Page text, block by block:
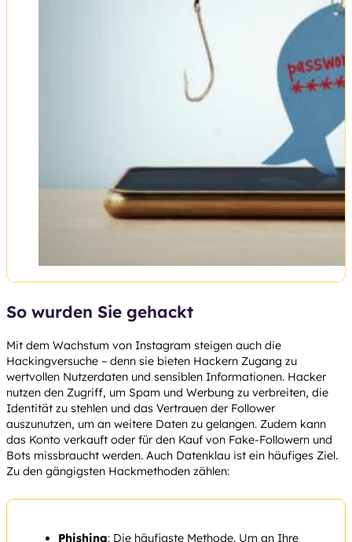
So wurden Sie gehackt
Mit dem Wachstum von Instagram steigen auch die
Hackingversuche – denn sie bieten Hackern Zugang zu
wertvollen Nutzerdaten und sensiblen Informationen. Hacker
nutzen den Zugriff, um Spam und Werbung zu verbreiten, die
Identität zu stehlen und das Vertrauen der Follower
auszunutzen, um an weitere Daten zu gelangen. Zudem kann
das Konto verkauft oder für den Kauf von Fake-Followern und
Bots missbraucht werden. Auch Datenklau ist ein häufiges Ziel.
Zu den gängigsten Hackmethoden zählen:
Phishing: Die häufigste Methode. Um an Ihre